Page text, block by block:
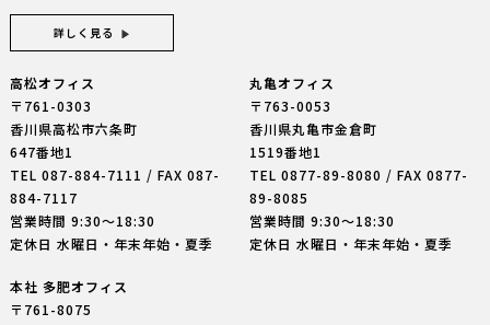
詳しく見る
高松オフィス
〒761-0303
香川県高松市六条町
647番地1
TEL 087-884-7111 / FAX 087-
884-7117
営業時間 9:30〜18:30
定休日 水曜日・年末年始・夏季
丸亀オフィス
〒763-0053
香川県丸亀市金倉町
1519番地1
TEL0877-89-8080 / FAX 0877-
89-8085
営業時間 9:30〜18:30
定休日 水曜日・年末年始・夏季
本社 多肥オフィス
〒761-8075